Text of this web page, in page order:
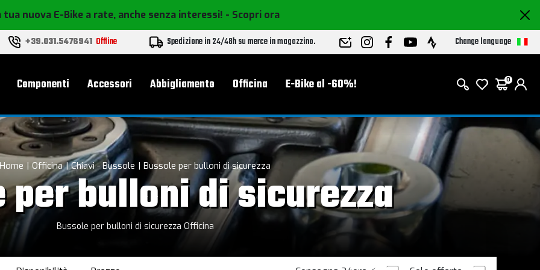
tua nuova E-Bike a rate, anche senza interessi! - Scopri ora
+39.031.5476941 Offline Spedizione in 24/48h su merce in magazzino. Change language
Componenti Accessori Abbigliamento Officina E-Bike al -60%! 0
Home Officina Chiavi - Bussole Bussole per bulloni di sicurezza
per bulloni di sicurezza
Bussole per bulloni di sicurezza Officina